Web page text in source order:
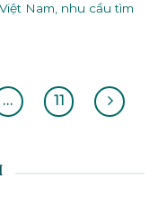
Nam, nhu cầu tìm
… 11